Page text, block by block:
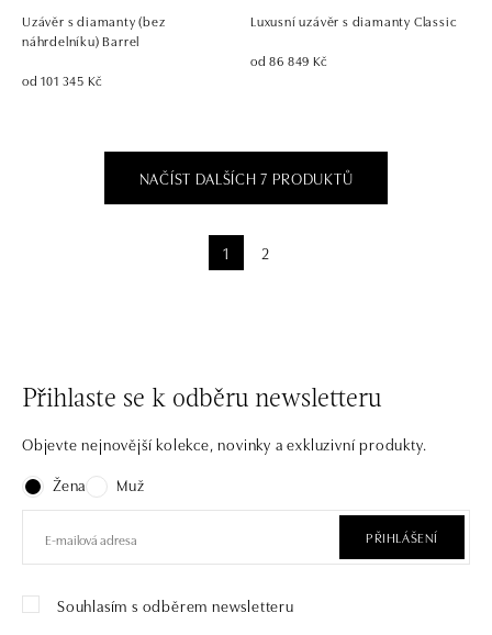
Uzávěr s diamanty (bez
náhrdelníku) Barrel
od 101 345 Kč
Luxusní uzávěr s diamanty Classic
od 86 849 Kč
NAČÍST DALŠÍCH 7 PRODUKTŮ
1 2
Přihlaste se k odběru newsletteru
Objevte nejnovější kolekce, novinky a exkluzivní produkty.
Žena
Muž
PŘIHLÁŠENÍ
Souhlasím s odběrem newsletteru